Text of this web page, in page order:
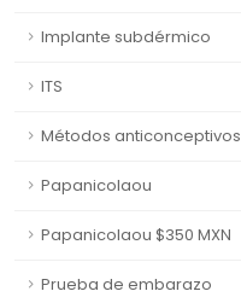
Implante subdérmico
ITS
Métodos anticonceptivos
Papanicolaou
Papanicolaou $350 MXN
Prueba de embarazo